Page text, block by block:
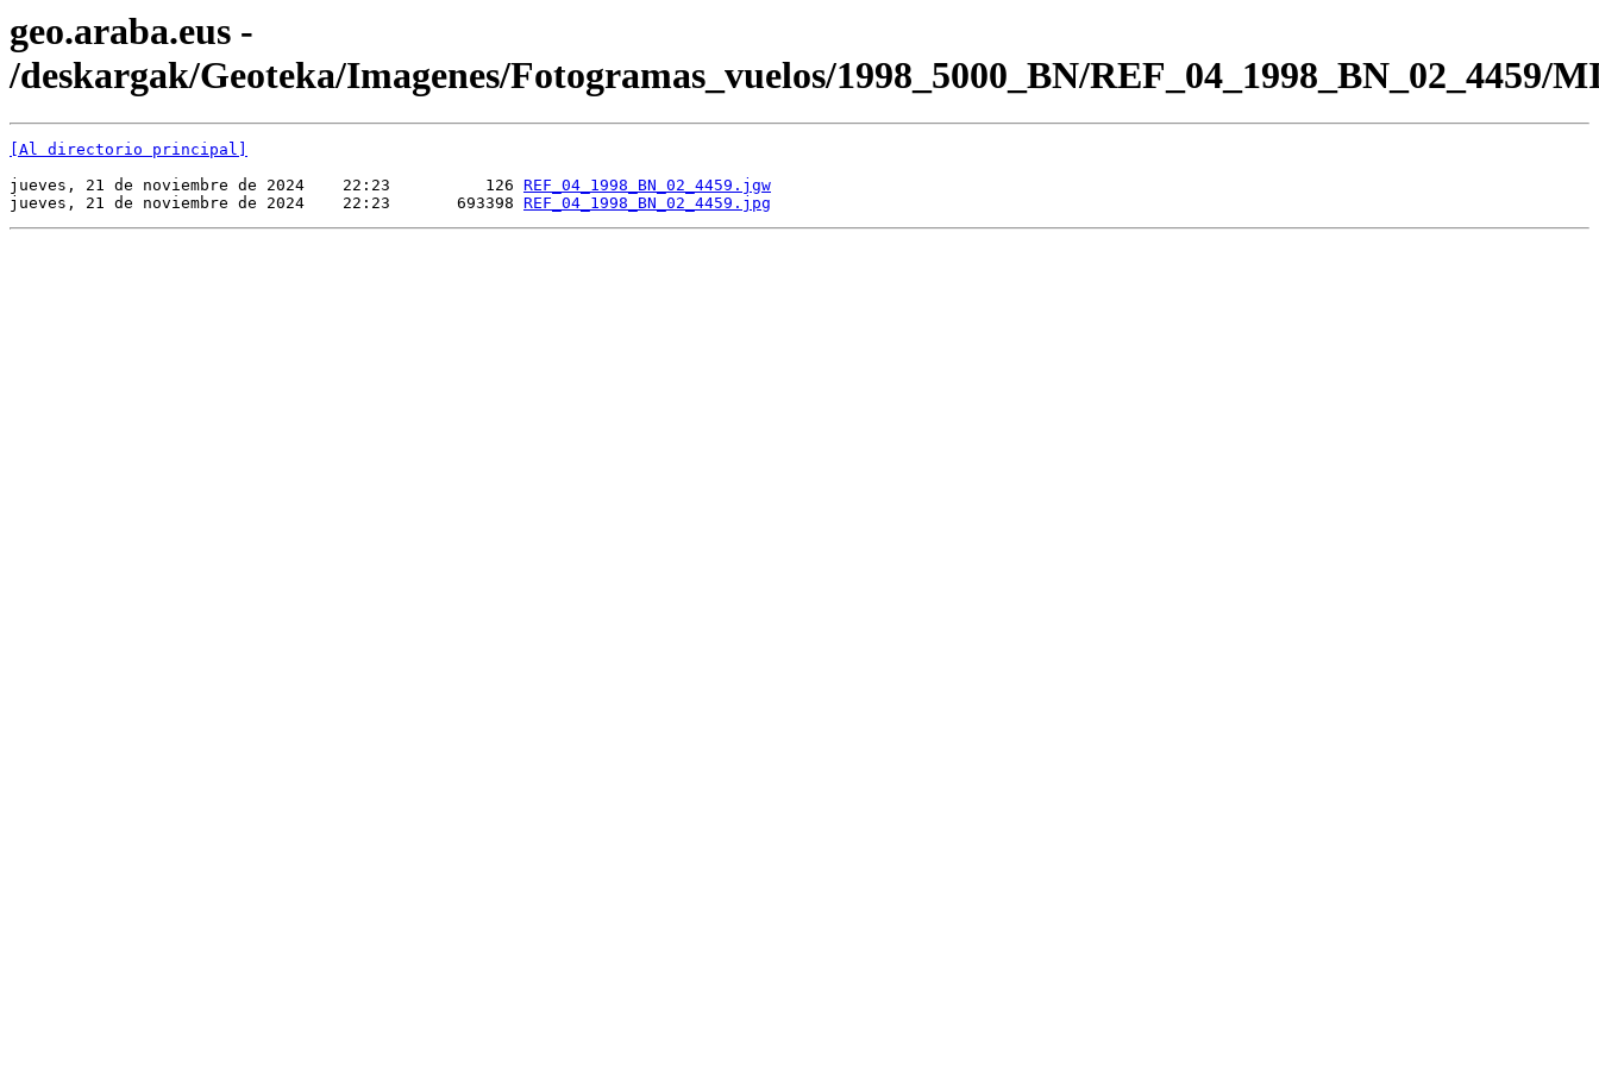
geo.araba.eus -
/deskargak/Geoteka/Imagenes/Fotogramas_vuelos/1998_5000_BN/REF_04_1998_BN_02_4459/
[Al directorio principal]
jueves, 21 de noviembre de 2024    22:23          126 REF_04_1998_BN_02_4459.jgw
jueves, 21 de noviembre de 2024    22:23       693398 REF_04_1998_BN_02_4459.jpg